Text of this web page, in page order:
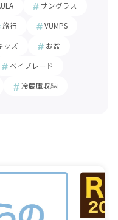
サングラス
旅行 VUMPS
ッズ お盆
ベイブレード
冷蔵庫収納